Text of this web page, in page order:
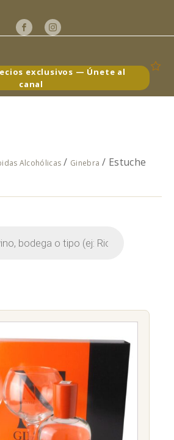
exclusivos — Únete al
canal
Alcohólicas / Ginebra / Estuche